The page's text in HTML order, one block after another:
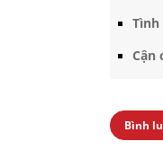
Cận
Bình